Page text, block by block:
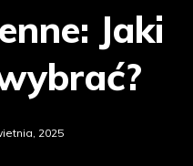
Jaki
2025